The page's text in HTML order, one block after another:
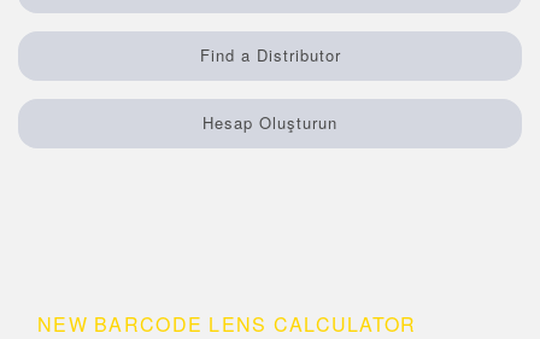
TECHNOLOGY
Find a Distributor
Hesap Oluşturun
NEW BARCODE LENS CALCULATOR